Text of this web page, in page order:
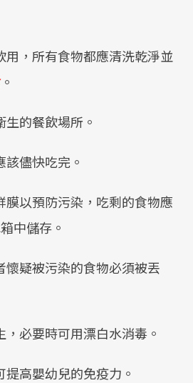
用，所有食物都應清洗乾淨並
。
的餐飲場所。
儘快吃完。
膜以預防污染，吃剩的食物應
中儲存。
懷疑被污染的食物必須被丟
必要時可用漂白水消毒。
高嬰幼兒的免疫力。